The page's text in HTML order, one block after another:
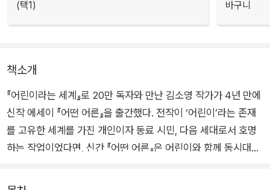
(택1)
바구니
책소개
『어린이라는 세계』로 20만 독자와 만난 김소영 작가가 4년 만에
신작 에세이 『어떤 어른』을 출간했다. 전작이 ‘어린이’라는 존재
를 고유한 세계를 가진 개인이자 동료 시민, 다음 세대로서 호명
하는 작업이었다면, 신간 『어떤 어른』은 어린이와 함께 동시대를
성장하기까지 필요한 어른의 역할을 탐색하는 책이다.